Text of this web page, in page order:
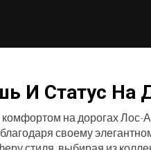
И Статус На
на дорогах Лос-
своему